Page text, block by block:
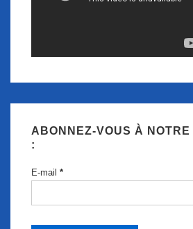
ABONNEZ-VOUS À
:
E-mail *